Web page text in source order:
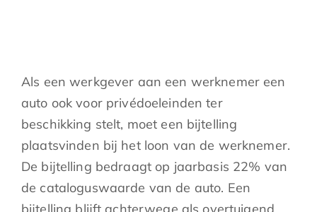
Als een werkgever aan een werknemer een
auto ook voor privédoeleinden ter
beschikking stelt, moet een bijtelling
plaatsvinden bij het loon van de werknemer.
De bijtelling bedraagt op jaarbasis 22% van
de cataloguswaarde van de auto. Een